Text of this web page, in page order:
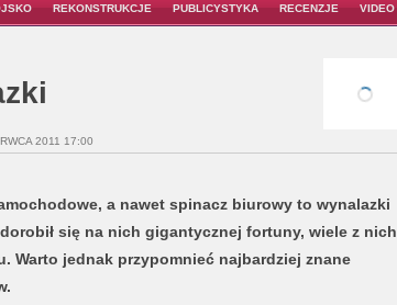
REKONSTRUKCJE PUBLICYSTYKA RECENZJE VIDEO
2011 17:00
a nawet spinacz biurowy to wynalazki
się na nich gigantycznej fortuny, wiele z nich
Warto jednak przypomnieć najbardziej znane